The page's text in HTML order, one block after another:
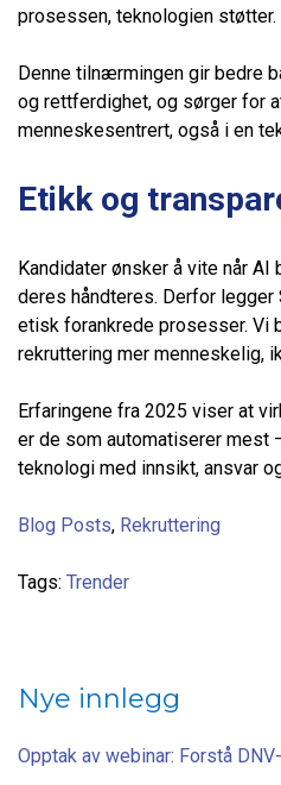
prosessen, teknologien støtter.
Denne tilnærmingen gir bedre
og rettferdighet, og sørger for
menneskesentrert, også i en
Etikk og
Kandidater ønsker å vite når AI
deres håndteres. Derfor
etisk forankrede prosesser. Vi
rekruttering mer menneskelig,
Erfaringene fra 2025 viser at
er de som automatiserer mest
teknologi med innsikt, ansvar
Blog Posts, Rekruttering
Tags: Trender
Nye innlegg
Opptak av webinar: Forstå